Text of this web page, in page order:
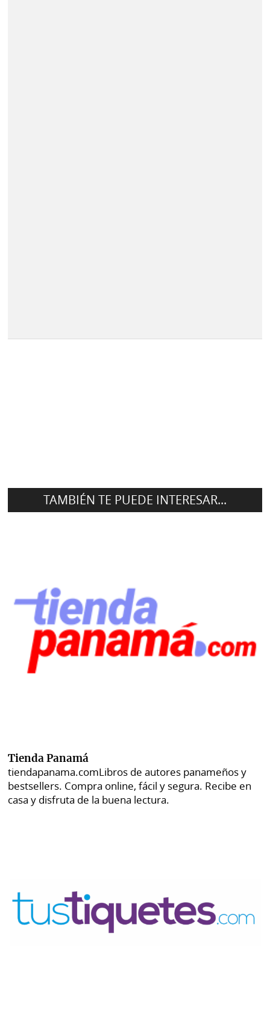
TAMBIÉN TE PUEDE INTERESAR...
Tienda Panamá
tiendapanama.comLibros de autores panameños y
bestsellers. Compra online, fácil y segura. Recibe en
casa y disfruta de la buena lectura.